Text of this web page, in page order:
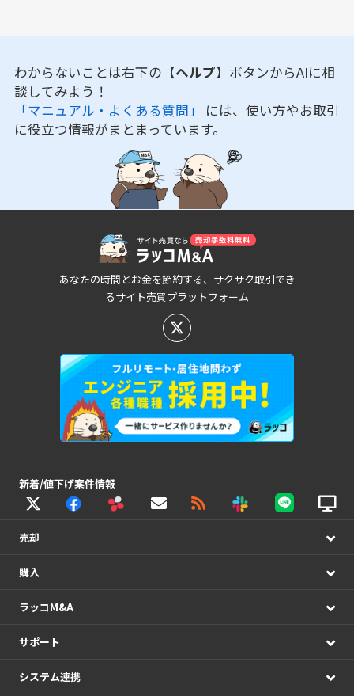
わからないことは右下の 【ヘルプ】 ボタンからAIに相
談してみよう！
「マニュアル・よくある質問」 には、使い方やお取引
に役立つ情報がまとまっています。
あなたの時間とお金を節約する、サクサク取引でき
るサイト売買プラットフォーム
新着/値下げ案件情報
売却
購入
ラッコM&A
サポート
システム連携